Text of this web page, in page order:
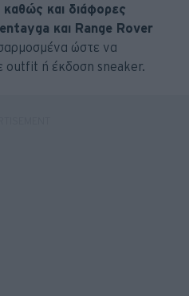
και διάφορες
και Range Rover
ώστε να
outfit ή έκδοση sneaker.